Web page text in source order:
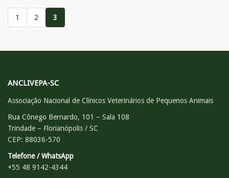
1 2 3
ANCLIVEPA-SC
Associação Nacional de Clínicos Veterinários de Pequenos Animais
Rua Cônego Bernardo, 101 – Sala 108
Trindade – Florianópolis / SC
CEP: 88036-570
Telefone / WhatsApp
+55 48 9142-4344